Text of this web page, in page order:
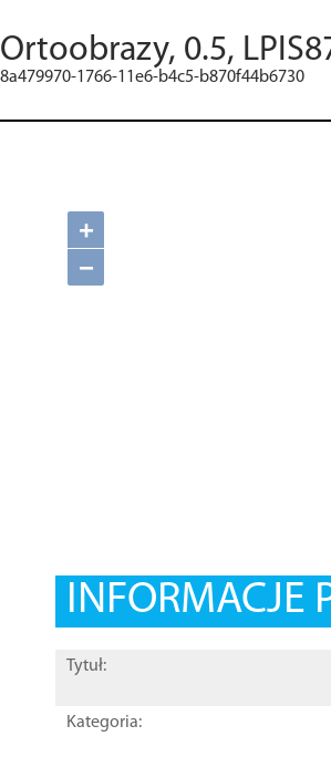
Ortoobrazy, 0.5,
8a479970-1766-11e6-b4c5-b870f44b6730
+
−
INFORMACJE
Tytuł:
Kategoria: